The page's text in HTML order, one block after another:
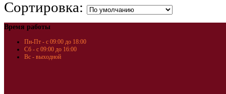
Сортировка:
Время работы
Пн-Пт - с 09:00 до 18:00
Сб - с 09:00 до 16:00
Вс - выходной